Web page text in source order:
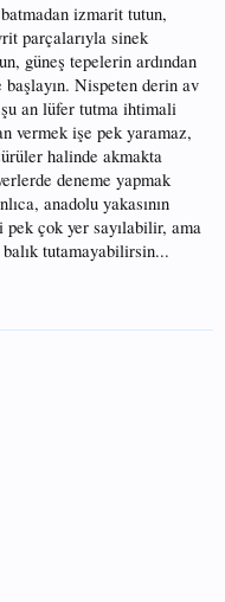
izmarit tutun,
parçalarıyla sinek
güneş tepelerin ardından
Nispeten derin av
an lüfer tutma ihtimali
vermek işe pek yaramaz,
halinde akmakta
deneme yapmak
anadolu yakasının
pek çok yer sayılabilir, ama
tutamayabilirsin...